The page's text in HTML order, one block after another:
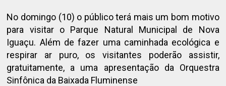
No domingo (10) o público terá mais um bom motivo
para visitar o Parque Natural Municipal de Nova
Iguaçu. Além de fazer uma caminhada ecológica e
respirar ar puro, os visitantes poderão assistir,
gratuitamente, a uma apresentação da Orquestra
Sinfônica da Baixada Fluminense